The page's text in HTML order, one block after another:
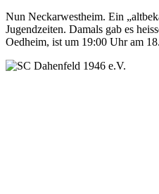
Nun Neckarwestheim. Ein
Jugendzeiten. Damals gab es
Oedheim, ist um 19:00 Uhr am